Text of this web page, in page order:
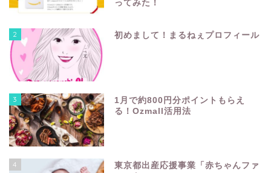
ってみた！
2 初めまして！まるねぇプロフィール
3
1月で約800円分ポイントもらえ
る！Ozmall活用法
4
東京都出産応援事業「赤ちゃんファ